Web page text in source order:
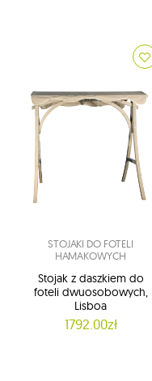
STOJAKI DO FOTELI
HAMAKOWYCH
Stojak z daszkiem do
foteli dwuosobowych,
Lisboa
1792.00zł